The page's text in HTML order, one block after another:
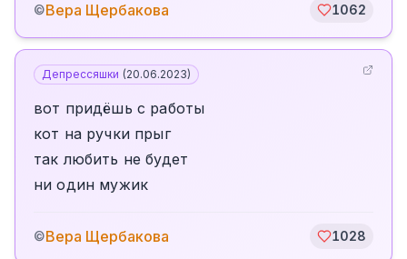
©Вера Щербакова 1062
Депрессяшки (20.06.2023)
вот придёшь с работы
кот на ручки прыг
так любить не будет
ни один мужик
©Вера Щербакова 1028